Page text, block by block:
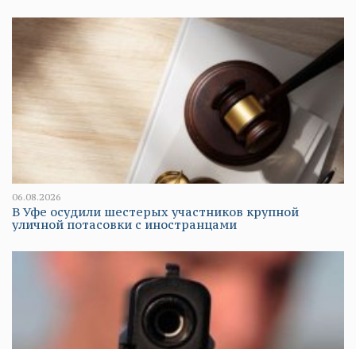
06.08.2026
В Уфе осудили шестерых участников крупной
уличной потасовки с иностранцами